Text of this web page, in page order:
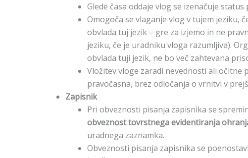
Glede časa oddaje vlog se izenačuje
Omogoča se vlaganje vlog v tujem jeziku,
obvlada tuj jezik – gre za izjemo in ne
jeziku, če je uradniku vloga razumljiva).
obvlada tuji jezik, ne bo več zahtevana
Vložitev vloge zaradi nevednosti ali
pravočasna, brez odločanja o vrnitvi v
Zapisnik
Pri obveznosti pisanja zapisnika se
obveznost tovrstnega evidentiranja
uradnega zaznamka.
Obveznosti pisanja zapisnika se